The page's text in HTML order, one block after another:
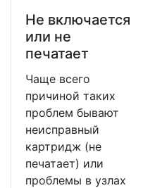
Не включается
или не
печатает
Чаще всего
причиной таких
проблем бывают
неисправный
картридж (не
печатает) или
проблемы в узлах